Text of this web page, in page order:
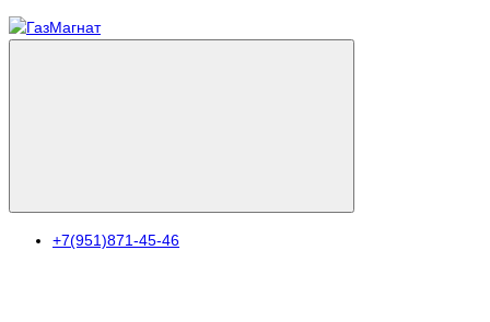
+7(951)871-45-46